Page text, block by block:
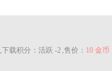
,下载积分：活跃 -2 ,售价： 10 金币